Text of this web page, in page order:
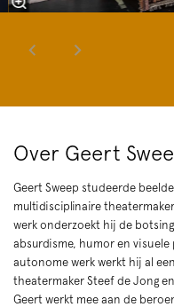
Over Geert
Geert Sweep studeerde
multidisciplinaire
werk onderzoekt hij de
absurdisme, humor en
autonome werk werkt hij al
theatermaker Steef de Jong
Geert werkt mee aan de